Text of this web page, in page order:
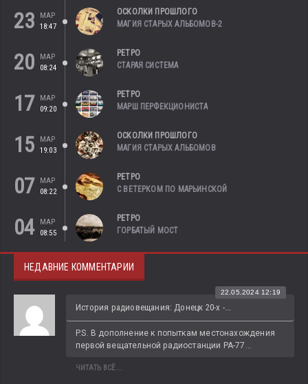
23
МАР
18:47
ОСКОЛКИ ПРОШЛОГО
МАГИЯ СТАРЫХ АЛЬБОМОВ-2
20
МАР
08:24
РЕТРО
СТАРАЯ СИСТЕМА
17
МАР
09:20
РЕТРО
МАРШ ПЕРФЕКЦИОНИСТА
15
МАР
19:03
ОСКОЛКИ ПРОШЛОГО
МАГИЯ СТАРЫХ АЛЬБОМОВ
07
МАР
08:22
РЕТРО
С ВЕТЕРКОМ ПО МАРЬИНСКОЙ
04
МАР
08:55
РЕТРО
ГОРБАТЫЙ МОСТ
НЕДАВНИЕ КОММЕНТАРИИ
История радиовещания: Донецк 20-х -...
22.05.2024 12:19
P.S. В дополнение к попыткам местонахождения
первой вещательной радиостанции РА-77...
ЧИТАТЬ ВСЁ...